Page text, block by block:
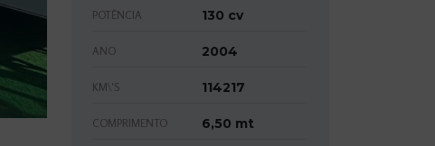
POTÊNCIA 130 cv
ANO 2004
KM\'S 114217
COMPRIMENTO 6,50 mt